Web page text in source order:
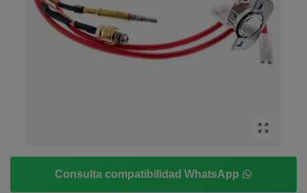
Consulta compatibilidad WhatsApp